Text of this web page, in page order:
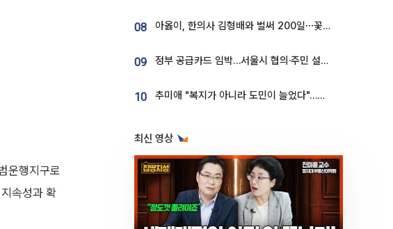
운행지구로
속성과 확
08 아옳이, 한의사 김형배와 벌써 200일⋯꽃다발 들고 "프러포즈 아냐"
09 정부 공급카드 임박…서울시 협의·주민 설득이 성패 가른다 [부동산 해법 전쟁]
10 추미애 "복지가 아니라 도민이 늘었다"…재정난 책임론 정면돌파
최신 영상